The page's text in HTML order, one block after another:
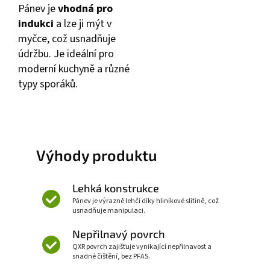
Pánev jevhodná pro
indukci a lze ji mýt v
myčce, což usnadňuje
údržbu. Je ideální pro
moderní kuchyně a různé
typy sporáků.
Výhody produktu
Lehká konstrukce
Pánev je výrazně lehčí díky hliníkové slitině, což
usnadňuje manipulaci.
Nepřilnavý povrch
QXR povrch zajišťuje vynikající nepřilnavost a
snadné čištění, bez PFAS.